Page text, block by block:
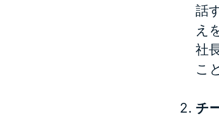
話
え
社
こ
チ